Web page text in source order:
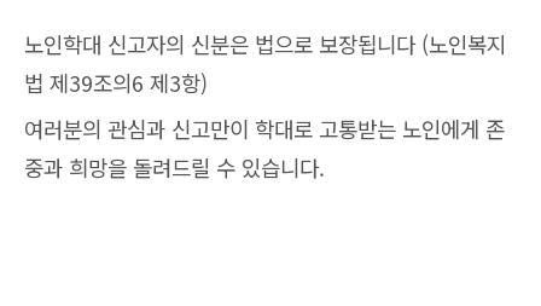
노인학대 신고자의 신분은 법으로 보장됩니다 (노인복지
법 제39조의6 제3항)
여러분의 관심과 신고만이 학대로 고통받는 노인에게 존
중과 희망을 돌려드릴 수 있습니다.